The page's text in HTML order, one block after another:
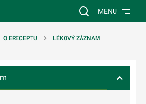
Vyhledávání na
MENU
O ERECEPTU LÉKOVÝ ZÁZNAM